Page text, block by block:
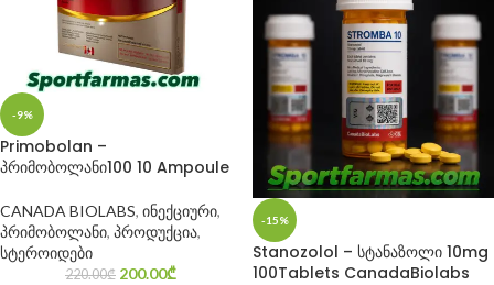
-9%
Primobolan –
პრიმობოლანი100 10 Ampoule
CANADA BIOLABS, ინექციური,
პრიმობოლანი, პროდუქცია,
სტეროიდები
220.00₾ 200.00₾
-15%
Stanozolol – სტანაზოლი 10mg
100Tablets CanadaBiolabs